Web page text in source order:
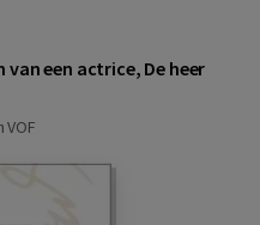
van een actrice, De heer
VOF